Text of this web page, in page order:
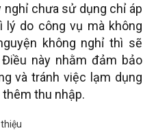
chưa sử dụng chỉ áp
lý do công vụ mà không
không nghỉ thì sẽ
này nhằm đảm bảo
và tránh việc lạm dụng
thu nhập.